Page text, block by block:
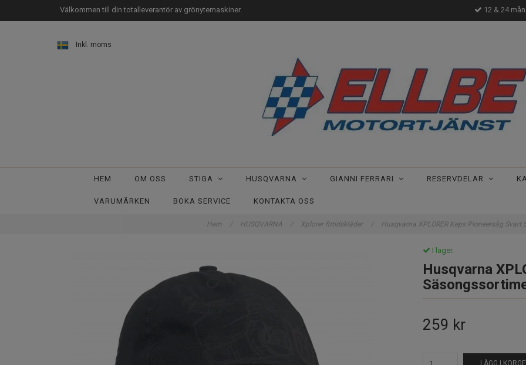
Välkommen till din totalleverantör av grönytemaskiner. 12 & 24
Inkl. moms
HEM OM OSS STIGA HUSQVARNA GIANNI FERRARI RESERVDELAR
VARUMÄRKEN BOKA SERVICE KONTAKTA OSS
Hem / HUSQVARNA / Xplorer fritidskläder / Husqvarna XPLORER Keps Pioneersåg
I lager.
Husqvarna
259 kr
LÄGG I